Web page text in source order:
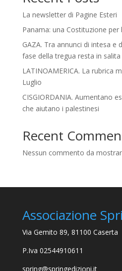
La newsletter di Pagine Esteri
Panama: una Costituzione
GAZA. Tra annunci di intesa e
fase della tregua resta in salita
LATINOAMERICA. La rubrica
Luglio
CISGIORDANIA. Aumentano
che aiutano i palestinesi
Recent
Nessun commento da
Associazione
Via Gemito 89, 81100 Caserta
P.Iva 02544910611
spring@springedizioni.it